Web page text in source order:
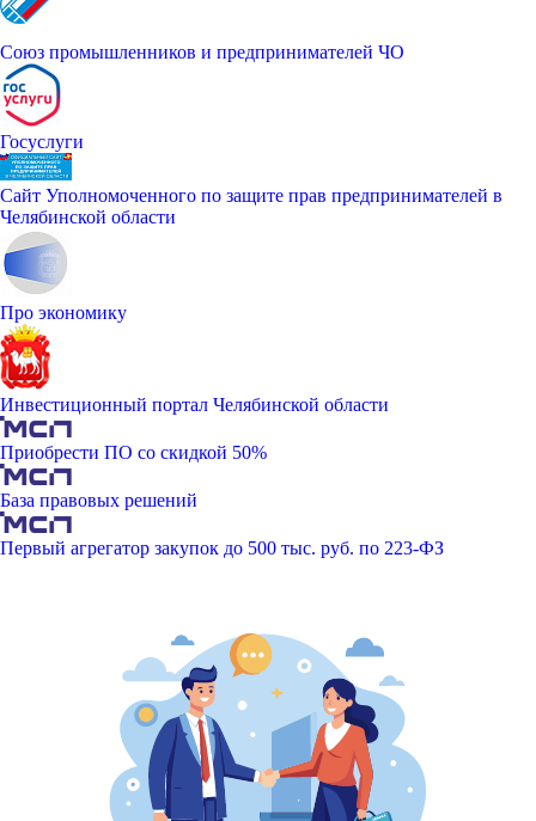
Союз промышленников и предпринимателей ЧО
Госуслуги
Сайт Уполномоченного по защите прав предпринимателей в
Челябинской области
Про экономику
Инвестиционный портал Челябинской области
Приобрести ПО со скидкой 50%
База правовых решений
Первый агрегатор закупок до 500 тыс. руб. по 223-ФЗ